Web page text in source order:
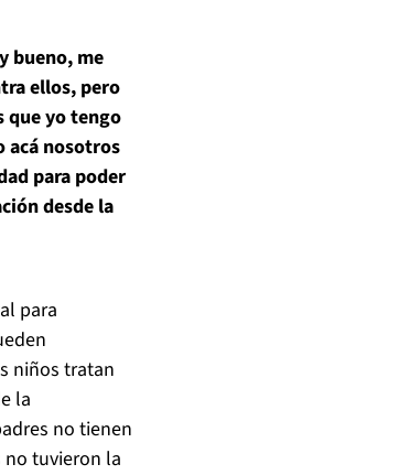
bueno, me
ellos, pero
que yo tengo
acá nosotros
para poder
desde la
para
niños tratan
la
no tienen
no tuvieron la